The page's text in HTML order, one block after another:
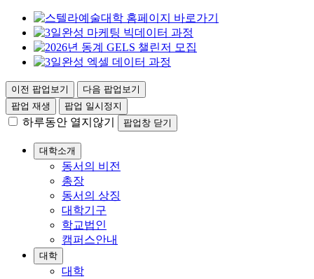
이전 팝업보기
다음 팝업보기
팝업 재생
팝업 일시정지
하루동안 열지않기 팝업창 닫기
대학소개
동서의 비전
총장
동서의 상징
대학기구
학교법인
캠퍼스안내
대학
대학